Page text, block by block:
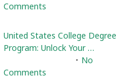
Comments
United States College Degree
Program: Unlock Your …
No
Comments